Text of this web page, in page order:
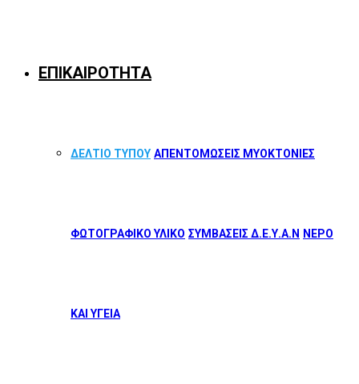
ΕΠΙΚΑΙΡΟΤΗΤΑ
ΔΕΛΤΙΟ ΤΥΠΟΥ ΑΠΕΝΤΟΜΩΣΕΙΣ ΜΥΟΚΤΟΝΙΕΣ
ΦΩΤΟΓΡΑΦΙΚΟ ΥΛΙΚΟ ΣΥΜΒΑΣΕΙΣ Δ.Ε.Υ.Α.Ν ΝΕΡΟ
ΚΑΙ ΥΓΕΙΑ